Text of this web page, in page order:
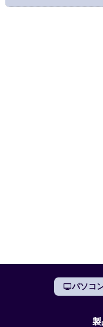
パソコ
製